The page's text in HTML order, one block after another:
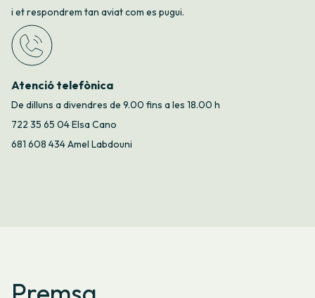
i et respondrem tan aviat com es pugui.
Atenció telefònica
De dilluns a divendres de 9.00 fins a les 18.00 h
722 35 65 04 Elsa Cano
681 608 434 Amel Labdouni